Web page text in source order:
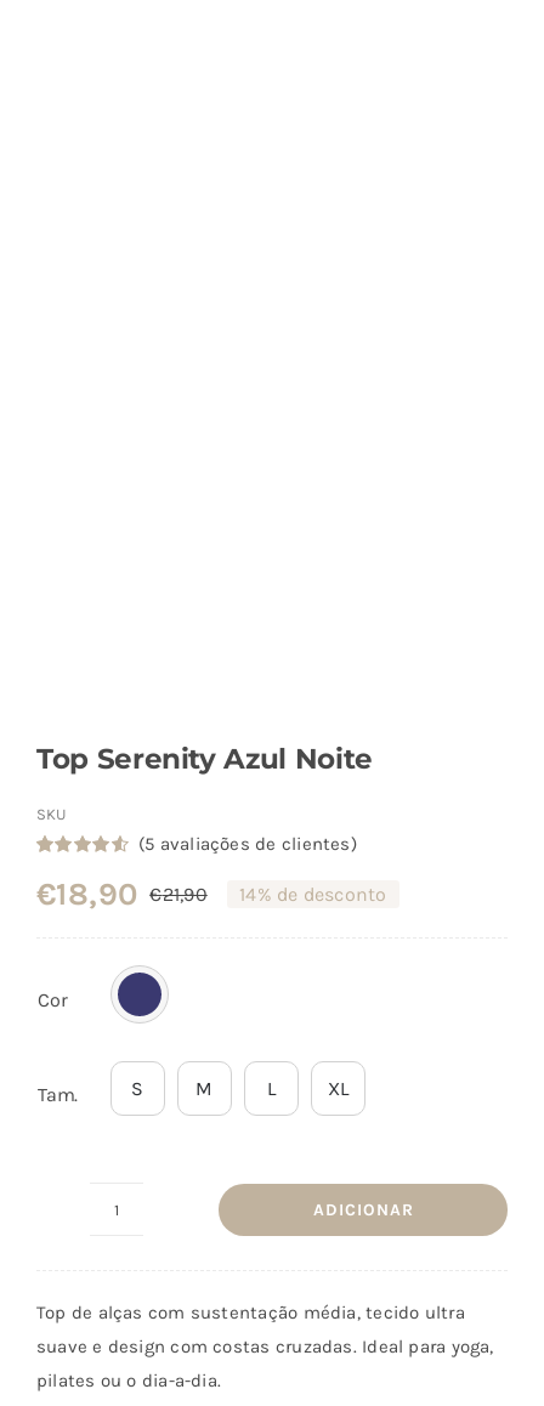
Top Serenity Azul Noite
SKU
com 4.60
em 5 com
(5 avaliações de clientes)
€21,90O
€21,90.
€18,90
O
€18,90.
14% de desconto
Cor
Tam. S M L XL
Serenity
Azul
Noite
ADICIONAR
Top de alças com sustentação média, tecido ultra
suave e design com costas cruzadas. Ideal para yoga,
pilates ou o dia-a-dia.